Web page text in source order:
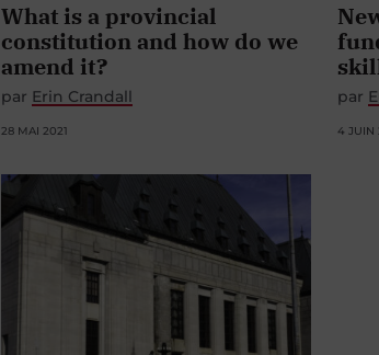
What is a provincial
constitution and how do we
amend it?
par Erin Crandall
28 MAI 2021
par
4 JUIN